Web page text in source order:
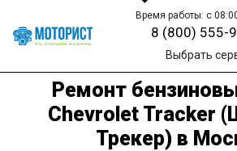
Время работы: с
8 (800) 555-
Выбрать
Ремонт
Chevrolet Tracker
Трекер) в